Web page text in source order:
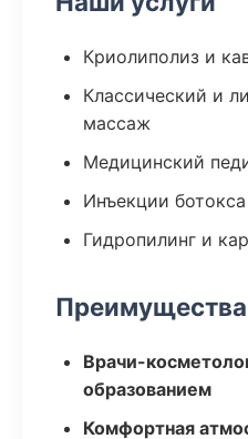
Криолиполиз и
Классический и
массаж
Медицинский
Инъекции
Гидропилинг и
Врачи-
образованием
Комфортная